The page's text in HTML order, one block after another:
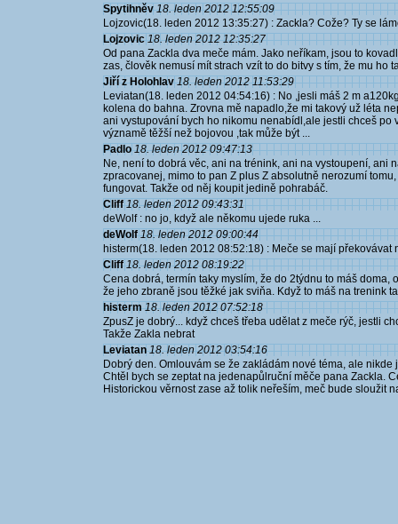
Spytihněv 18. leden 2012 12:55:09
Lojzovic(18. leden 2012 13:35:27) : Zackla? Cože? Ty se
Lojzovic 18. leden 2012 12:35:27
Od pana Zackla dva meče mám. Jako neříkam, jsou to
zas, člověk nemusí mít strach vzít to do bitvy s tím, že mu ho
Jiří z Holohlav 18. leden 2012 11:53:29
Leviatan(18. leden 2012 04:54:16) : No ,jesli máš 2 m
kolena do bahna. Zrovna mě napadlo,že mi takový už léta
ani vystupování bych ho nikomu nenabídl,ale jestli chceš po
významě těžší než bojovou ,tak může být ...
Padlo 18. leden 2012 09:47:13
Ne, není to dobrá věc, ani na trénink, ani na vystoupení, ani
zpracovanej, mimo to pan Z plus Z absolutně nerozumí
fungovat. Takže od něj koupit jedině pohrabáč.
Cliff 18. leden 2012 09:43:31
deWolf : no jo, když ale někomu ujede ruka ...
deWolf 18. leden 2012 09:00:44
histerm(18. leden 2012 08:52:18) : Meče se mají překovávat
Cliff 18. leden 2012 08:19:22
Cena dobrá, termín taky myslím, že do 2týdnu to máš
že jeho zbraně jsou těžké jak sviňa. Když to máš na trenink
histerm 18. leden 2012 07:52:18
ZpusZ je dobrý... když chceš třeba udělat z meče rýč, jestli
Takže Zakla nebrat
Leviatan 18. leden 2012 03:54:16
Dobrý den. Omlouvám se že zakládám nové téma, ale nikde
Chtěl bych se zeptat na jedenapůlruční měče pana Zackla.
Historickou věrnost zase až tolik neřeším, meč bude sloužit